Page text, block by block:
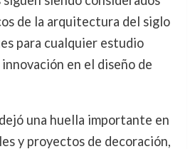
de la arquitectura del siglo
para cualquier estudio
en el diseño de
una huella importante en
y proyectos de decoración,